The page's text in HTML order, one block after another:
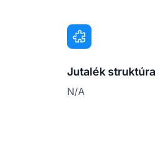
Jutalék struktúra
N/A